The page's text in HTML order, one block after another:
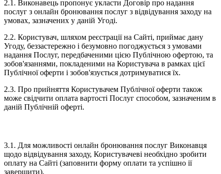
2.1. Виконавець пропонує укласти Договір про надання
послуг з онлайн бронювання послуг з відвідування заходу на
умовах, зазначених у даній Угоді.
2.2. Користувач, шляхом реєстрації на Сайті, приймає дану
Угоду, беззастережно і безумовно погоджується з умовами
надання Послуг, передбаченими цією Публічною офертою, та
зобов'язаннями, покладеними на Користувача в рамках цієї
Публічної оферти і зобов'язується дотримуватися їх.
2.3. Про прийняття Користувачем Публічної оферти також
може свідчити оплата вартості Послуг способом, зазначеним в
даній Публічній оферті.
3.1. Для можливості онлайн бронювання послуг Виконавця
щодо відвідування заходу, Користувачеві необхідно зробити
оплату на Сайті (заповнити форму оплати та успішно ії
завершити).